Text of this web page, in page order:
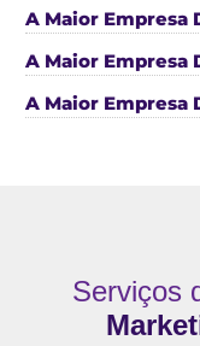
A Maior Empresa
A Maior Empresa
A Maior Empresa
Serviços